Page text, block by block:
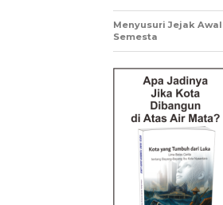
Menyusuri Jejak Awal
Semesta